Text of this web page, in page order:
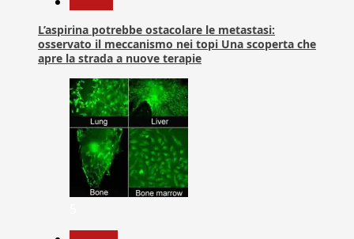
L’aspirina potrebbe ostacolare le metastasi:
osservato il meccanismo nei topi Una scoperta che
apre la strada a nuove terapie